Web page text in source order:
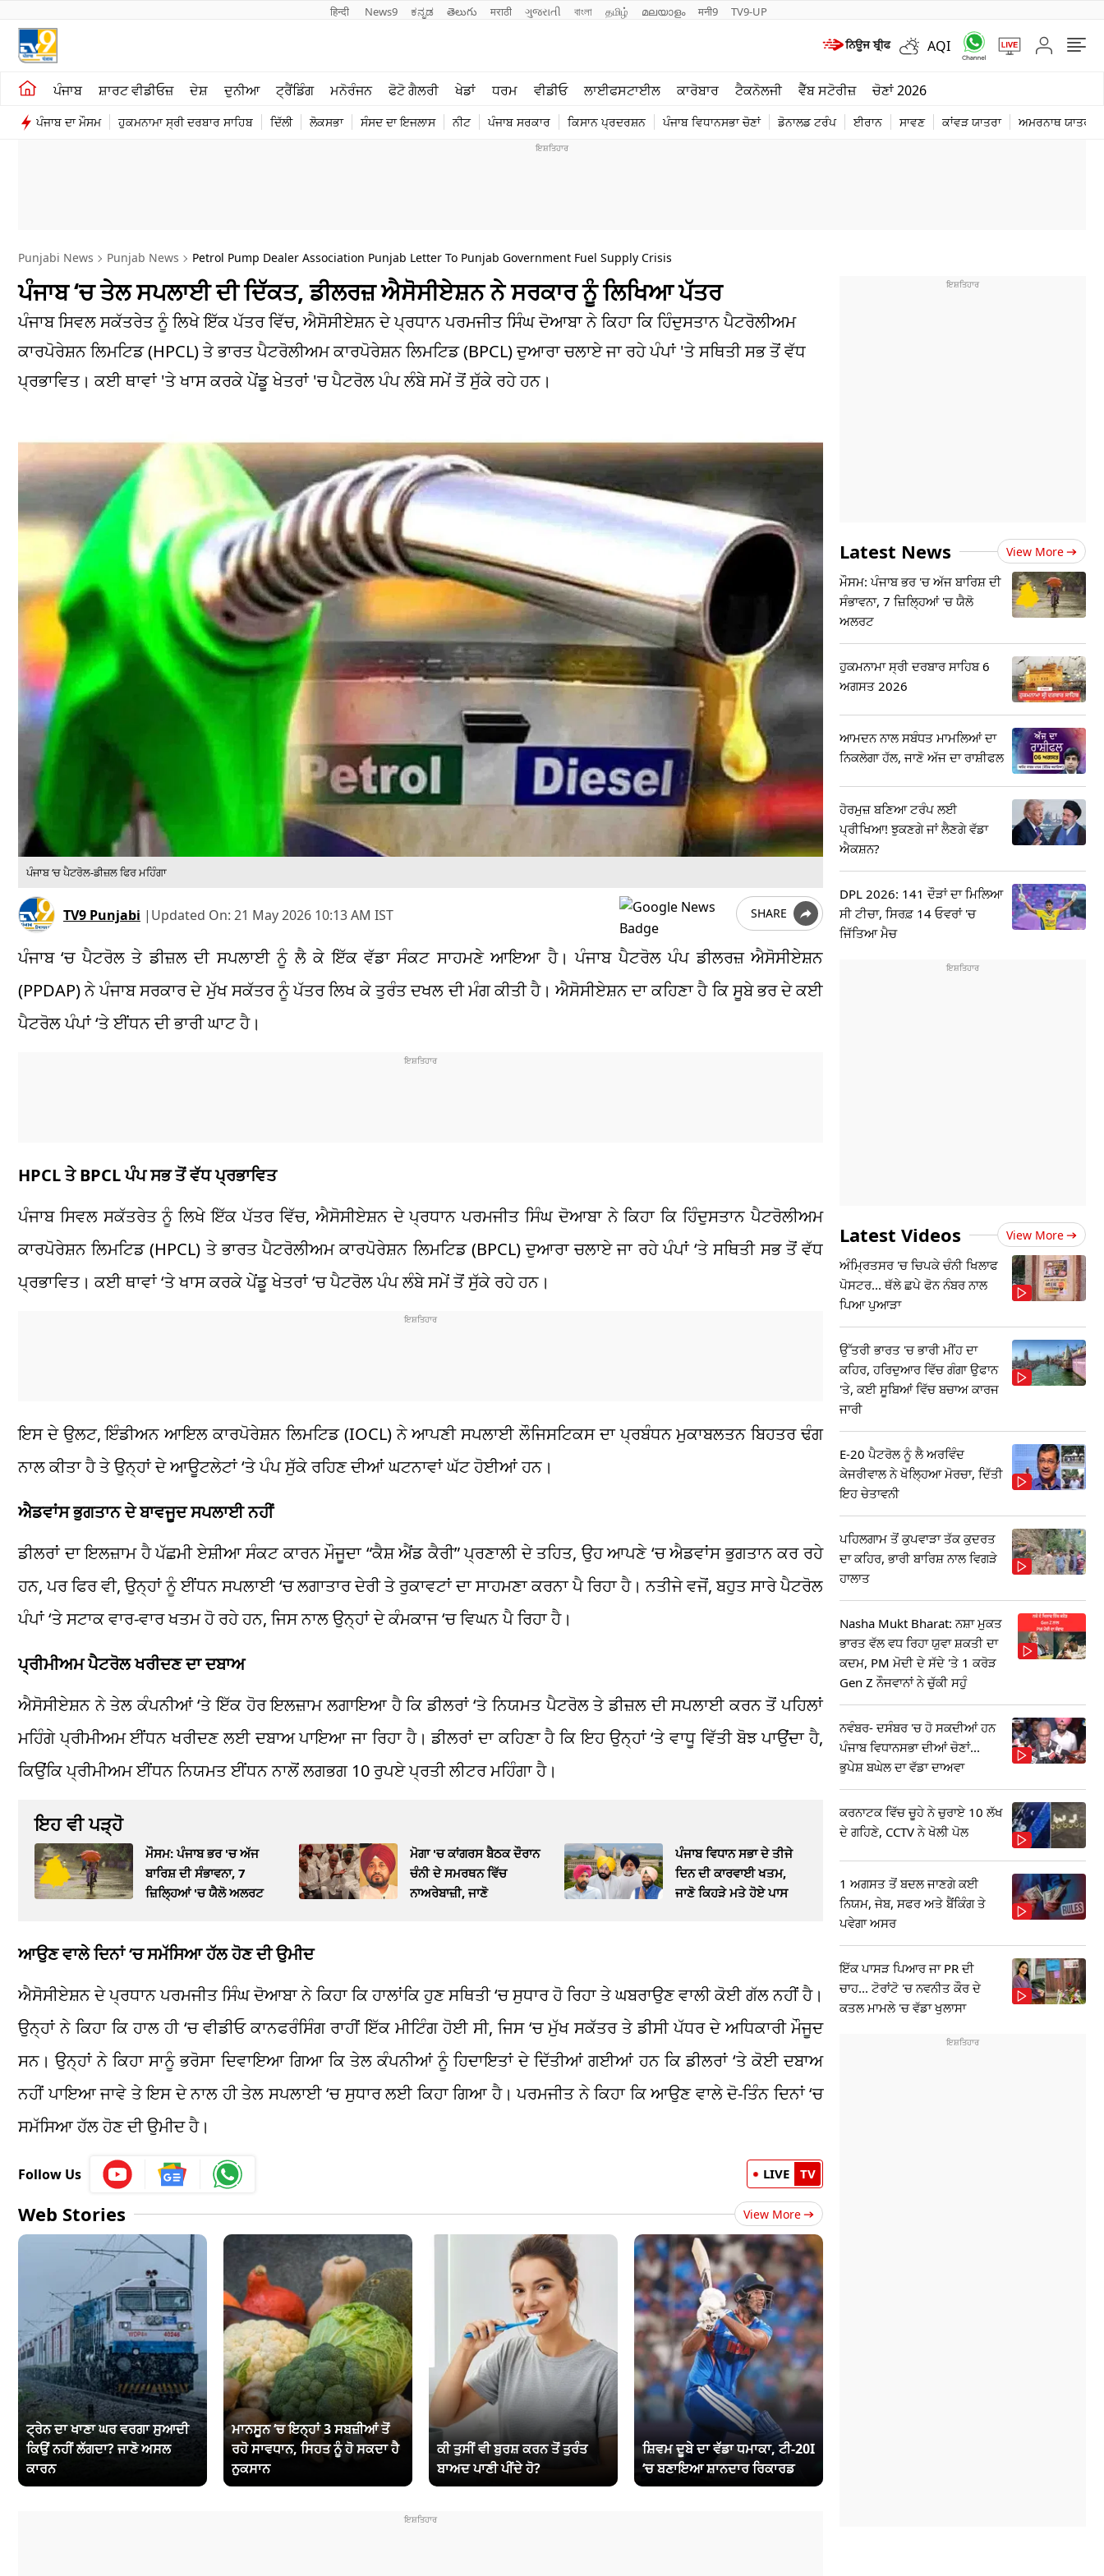
हिन्दी News9 ಕನ್ನಡ తెలుగు मराठी ગુજરાતી বাংলা தமிழ் മലയാളം मनी9 TV9-UP
AQI
ਪੰਜਾਬ ਸ਼ਾਰਟ ਵੀਡੀਓਜ਼ ਦੇਸ਼ ਦੁਨੀਆ ਟ੍ਰੈਂਡਿੰਗ ਮਨੋਰੰਜਨ ਫੋਟੋ ਗੈਲਰੀ ਖੇਡਾਂ ਧਰਮ ਵੀਡੀਓ ਲਾਈਫਸਟਾਈਲ ਕਾਰੋਬਾਰ ਟੈਕਨੋਲਜੀ ਵੈੱਬ ਸਟੋਰੀਜ਼ ਚੋਣਾਂ 2026
ਪੰਜਾਬ ਦਾ ਮੌਸਮ ਹੁਕਮਨਾਮਾ ਸ੍ਰੀ ਦਰਬਾਰ ਸਾਹਿਬ ਦਿੱਲੀ ਲੋਕਸਭਾ ਸੰਸਦ ਦਾ ਇਜਲਾਸ ਨੀਟ ਪੰਜਾਬ ਸਰਕਾਰ ਕਿਸਾਨ ਪ੍ਰਦਰਸ਼ਨ ਪੰਜਾਬ ਵਿਧਾਨਸਭਾ ਚੋਣਾਂ ਡੋਨਾਲਡ ਟਰੰਪ ਈਰਾਨ ਸਾਵਣ ਕਾਂਵੜ ਯਾਤਰਾ ਅਮਰਨਾਥ ਯਾਤਰਾ
ਖੇਤੀਬਾੜੀ
ਸ਼ਾਰਟ ਵੀਡੀਓਜ਼
ਮਨੋਰੰਜਨ
ਪੰਜਾਬ
ਟੈਕਨੋਲਜੀ
ਦੁਨੀਆ
Punjabi News Punjab News Petrol Pump Dealer Association Punjab Letter To Punjab Government Fuel Supply Crisis
ਪੰਜਾਬ ‘ਚ ਤੇਲ ਸਪਲਾਈ ਦੀ ਦਿੱਕਤ, ਡੀਲਰਜ਼ ਐਸੋਸੀਏਸ਼ਨ ਨੇ ਸਰਕਾਰ ਨੂੰ ਲਿਖਿਆ ਪੱਤਰ
ਪੰਜਾਬ ਸਿਵਲ ਸਕੱਤਰੇਤ ਨੂੰ ਲਿਖੇ ਇੱਕ ਪੱਤਰ ਵਿੱਚ, ਐਸੋਸੀਏਸ਼ਨ ਦੇ ਪ੍ਰਧਾਨ ਪਰਮਜੀਤ ਸਿੰਘ ਦੋਆਬਾ ਨੇ ਕਿਹਾ ਕਿ ਹਿੰਦੁਸਤਾਨ ਪੈਟਰੋਲੀਅਮ
ਕਾਰਪੋਰੇਸ਼ਨ ਲਿਮਟਿਡ (HPCL) ਤੇ ਭਾਰਤ ਪੈਟਰੋਲੀਅਮ ਕਾਰਪੋਰੇਸ਼ਨ ਲਿਮਟਿਡ (BPCL) ਦੁਆਰਾ ਚਲਾਏ ਜਾ ਰਹੇ ਪੰਪਾਂ 'ਤੇ ਸਥਿਤੀ ਸਭ ਤੋਂ ਵੱਧ
ਪ੍ਰਭਾਵਿਤ। ਕਈ ਥਾਵਾਂ 'ਤੇ ਖਾਸ ਕਰਕੇ ਪੇਂਡੂ ਖੇਤਰਾਂ 'ਚ ਪੈਟਰੋਲ ਪੰਪ ਲੰਬੇ ਸਮੇਂ ਤੋਂ ਸੁੱਕੇ ਰਹੇ ਹਨ।
ਪੰਜਾਬ ‘ਚ ਪੈਟਰੋਲ-ਡੀਜ਼ਲ ਫਿਰ ਮਹਿੰਗਾ
TV9 Punjabi | Updated On: 21 May 2026 10:13 AM IST SHARE
ਪੰਜਾਬ ‘ਚ ਪੈਟਰੋਲ ਤੇ ਡੀਜ਼ਲ ਦੀ ਸਪਲਾਈ ਨੂੰ ਲੈ ਕੇ ਇੱਕ ਵੱਡਾ ਸੰਕਟ ਸਾਹਮਣੇ ਆਇਆ ਹੈ। ਪੰਜਾਬ ਪੈਟਰੋਲ ਪੰਪ ਡੀਲਰਜ਼ ਐਸੋਸੀਏਸ਼ਨ
(PPDAP) ਨੇ ਪੰਜਾਬ ਸਰਕਾਰ ਦੇ ਮੁੱਖ ਸਕੱਤਰ ਨੂੰ ਪੱਤਰ ਲਿਖ ਕੇ ਤੁਰੰਤ ਦਖਲ ਦੀ ਮੰਗ ਕੀਤੀ ਹੈ। ਐਸੋਸੀਏਸ਼ਨ ਦਾ ਕਹਿਣਾ ਹੈ ਕਿ ਸੂਬੇ ਭਰ ਦੇ ਕਈ
ਪੈਟਰੋਲ ਪੰਪਾਂ ‘ਤੇ ਈਂਧਨ ਦੀ ਭਾਰੀ ਘਾਟ ਹੈ।
HPCL ਤੇ BPCL ਪੰਪ ਸਭ ਤੋਂ ਵੱਧ ਪ੍ਰਭਾਵਿਤ
ਪੰਜਾਬ ਸਿਵਲ ਸਕੱਤਰੇਤ ਨੂੰ ਲਿਖੇ ਇੱਕ ਪੱਤਰ ਵਿੱਚ, ਐਸੋਸੀਏਸ਼ਨ ਦੇ ਪ੍ਰਧਾਨ ਪਰਮਜੀਤ ਸਿੰਘ ਦੋਆਬਾ ਨੇ ਕਿਹਾ ਕਿ ਹਿੰਦੁਸਤਾਨ ਪੈਟਰੋਲੀਅਮ
ਕਾਰਪੋਰੇਸ਼ਨ ਲਿਮਟਿਡ (HPCL) ਤੇ ਭਾਰਤ ਪੈਟਰੋਲੀਅਮ ਕਾਰਪੋਰੇਸ਼ਨ ਲਿਮਟਿਡ (BPCL) ਦੁਆਰਾ ਚਲਾਏ ਜਾ ਰਹੇ ਪੰਪਾਂ ‘ਤੇ ਸਥਿਤੀ ਸਭ ਤੋਂ ਵੱਧ
ਪ੍ਰਭਾਵਿਤ। ਕਈ ਥਾਵਾਂ ‘ਤੇ ਖਾਸ ਕਰਕੇ ਪੇਂਡੂ ਖੇਤਰਾਂ ‘ਚ ਪੈਟਰੋਲ ਪੰਪ ਲੰਬੇ ਸਮੇਂ ਤੋਂ ਸੁੱਕੇ ਰਹੇ ਹਨ।
ਇਸ ਦੇ ਉਲਟ, ਇੰਡੀਅਨ ਆਇਲ ਕਾਰਪੋਰੇਸ਼ਨ ਲਿਮਟਿਡ (IOCL) ਨੇ ਆਪਣੀ ਸਪਲਾਈ ਲੌਜਿਸਟਿਕਸ ਦਾ ਪ੍ਰਬੰਧਨ ਮੁਕਾਬਲਤਨ ਬਿਹਤਰ ਢੰਗ
ਨਾਲ ਕੀਤਾ ਹੈ ਤੇ ਉਨ੍ਹਾਂ ਦੇ ਆਊਟਲੇਟਾਂ ‘ਤੇ ਪੰਪ ਸੁੱਕੇ ਰਹਿਣ ਦੀਆਂ ਘਟਨਾਵਾਂ ਘੱਟ ਹੋਈਆਂ ਹਨ।
ਐਡਵਾਂਸ ਭੁਗਤਾਨ ਦੇ ਬਾਵਜੂਦ ਸਪਲਾਈ ਨਹੀਂ
ਡੀਲਰਾਂ ਦਾ ਇਲਜ਼ਾਮ ਹੈ ਪੱਛਮੀ ਏਸ਼ੀਆ ਸੰਕਟ ਕਾਰਨ ਮੌਜੂਦਾ “ਕੈਸ਼ ਐਂਡ ਕੈਰੀ” ਪ੍ਰਣਾਲੀ ਦੇ ਤਹਿਤ, ਉਹ ਆਪਣੇ ‘ਚ ਐਡਵਾਂਸ ਭੁਗਤਾਨ ਕਰ ਰਹੇ
ਹਨ, ਪਰ ਫਿਰ ਵੀ, ਉਨ੍ਹਾਂ ਨੂੰ ਈਂਧਨ ਸਪਲਾਈ ‘ਚ ਲਗਾਤਾਰ ਦੇਰੀ ਤੇ ਰੁਕਾਵਟਾਂ ਦਾ ਸਾਹਮਣਾ ਕਰਨਾ ਪੈ ਰਿਹਾ ਹੈ। ਨਤੀਜੇ ਵਜੋਂ, ਬਹੁਤ ਸਾਰੇ ਪੈਟਰੋਲ
ਪੰਪਾਂ ‘ਤੇ ਸਟਾਕ ਵਾਰ-ਵਾਰ ਖਤਮ ਹੋ ਰਹੇ ਹਨ, ਜਿਸ ਨਾਲ ਉਨ੍ਹਾਂ ਦੇ ਕੰਮਕਾਜ ‘ਚ ਵਿਘਨ ਪੈ ਰਿਹਾ ਹੈ।
ਪ੍ਰੀਮੀਅਮ ਪੈਟਰੋਲ ਖਰੀਦਣ ਦਾ ਦਬਾਅ
ਐਸੋਸੀਏਸ਼ਨ ਨੇ ਤੇਲ ਕੰਪਨੀਆਂ ‘ਤੇ ਇੱਕ ਹੋਰ ਇਲਜ਼ਾਮ ਲਗਾਇਆ ਹੈ ਕਿ ਡੀਲਰਾਂ ‘ਤੇ ਨਿਯਮਤ ਪੈਟਰੋਲ ਤੇ ਡੀਜ਼ਲ ਦੀ ਸਪਲਾਈ ਕਰਨ ਤੋਂ ਪਹਿਲਾਂ
ਮਹਿੰਗੇ ਪ੍ਰੀਮੀਅਮ ਈਂਧਨ ਖਰੀਦਣ ਲਈ ਦਬਾਅ ਪਾਇਆ ਜਾ ਰਿਹਾ ਹੈ। ਡੀਲਰਾਂ ਦਾ ਕਹਿਣਾ ਹੈ ਕਿ ਇਹ ਉਨ੍ਹਾਂ ‘ਤੇ ਵਾਧੂ ਵਿੱਤੀ ਬੋਝ ਪਾਉਂਦਾ ਹੈ,
ਕਿਉਂਕਿ ਪ੍ਰੀਮੀਅਮ ਈਂਧਨ ਨਿਯਮਤ ਈਂਧਨ ਨਾਲੋਂ ਲਗਭਗ 10 ਰੁਪਏ ਪ੍ਰਤੀ ਲੀਟਰ ਮਹਿੰਗਾ ਹੈ।
ਇਹ ਵੀ ਪੜ੍ਹੋ
ਮੌਸਮ: ਪੰਜਾਬ ਭਰ 'ਚ ਅੱਜ
ਬਾਰਿਸ਼ ਦੀ ਸੰਭਾਵਨਾ, 7
ਜ਼ਿਲ੍ਹਿਆਂ 'ਚ ਯੈਲੋ ਅਲਰਟ
ਮੋਗਾ 'ਚ ਕਾਂਗਰਸ ਬੈਠਕ ਦੌਰਾਨ
ਚੰਨੀ ਦੇ ਸਮਰਥਨ ਵਿੱਚ
ਨਾਅਰੇਬਾਜ਼ੀ, ਜਾਣੋ
ਪੰਜਾਬ ਵਿਧਾਨ ਸਭਾ ਦੇ ਤੀਜੇ
ਦਿਨ ਦੀ ਕਾਰਵਾਈ ਖਤਮ,
ਜਾਣੋ ਕਿਹੜੇ ਮਤੇ ਹੋਏ ਪਾਸ
ਆਉਣ ਵਾਲੇ ਦਿਨਾਂ ‘ਚ ਸਮੱਸਿਆ ਹੱਲ ਹੋਣ ਦੀ ਉਮੀਦ
ਐਸੋਸੀਏਸ਼ਨ ਦੇ ਪ੍ਰਧਾਨ ਪਰਮਜੀਤ ਸਿੰਘ ਦੋਆਬਾ ਨੇ ਕਿਹਾ ਕਿ ਹਾਲਾਂਕਿ ਹੁਣ ਸਥਿਤੀ ‘ਚ ਸੁਧਾਰ ਹੋ ਰਿਹਾ ਤੇ ਘਬਰਾਉਣ ਵਾਲੀ ਕੋਈ ਗੱਲ ਨਹੀਂ ਹੈ।
ਉਨ੍ਹਾਂ ਨੇ ਕਿਹਾ ਕਿ ਹਾਲ ਹੀ ‘ਚ ਵੀਡੀਓ ਕਾਨਫਰੰਸਿੰਗ ਰਾਹੀਂ ਇੱਕ ਮੀਟਿੰਗ ਹੋਈ ਸੀ, ਜਿਸ ‘ਚ ਮੁੱਖ ਸਕੱਤਰ ਤੇ ਡੀਸੀ ਪੱਧਰ ਦੇ ਅਧਿਕਾਰੀ ਮੌਜੂਦ
ਸਨ। ਉਨ੍ਹਾਂ ਨੇ ਕਿਹਾ ਸਾਨੂੰ ਭਰੋਸਾ ਦਿਵਾਇਆ ਗਿਆ ਕਿ ਤੇਲ ਕੰਪਨੀਆਂ ਨੂੰ ਹਿਦਾਇਤਾਂ ਦੇ ਦਿੱਤੀਆਂ ਗਈਆਂ ਹਨ ਕਿ ਡੀਲਰਾਂ ‘ਤੇ ਕੋਈ ਦਬਾਅ
ਨਹੀਂ ਪਾਇਆ ਜਾਵੇ ਤੇ ਇਸ ਦੇ ਨਾਲ ਹੀ ਤੇਲ ਸਪਲਾਈ ‘ਚ ਸੁਧਾਰ ਲਈ ਕਿਹਾ ਗਿਆ ਹੈ। ਪਰਮਜੀਤ ਨੇ ਕਿਹਾ ਕਿ ਆਉਣ ਵਾਲੇ ਦੋ-ਤਿੰਨ ਦਿਨਾਂ ‘ਚ
ਸਮੱਸਿਆ ਹੱਲ ਹੋਣ ਦੀ ਉਮੀਦ ਹੈ।
Follow Us LIVE TV
Web Stories View More
ਟ੍ਰੇਨ ਦਾ ਖਾਣਾ ਘਰ ਵਰਗਾ ਸੁਆਦੀ
ਕਿਉਂ ਨਹੀਂ ਲੱਗਦਾ? ਜਾਣੋ ਅਸਲ
ਕਾਰਨ
ਮਾਨਸੂਨ ‘ਚ ਇਨ੍ਹਾਂ 3 ਸਬਜ਼ੀਆਂ ਤੋਂ
ਰਹੋ ਸਾਵਧਾਨ, ਸਿਹਤ ਨੂੰ ਹੋ ਸਕਦਾ ਹੈ
ਨੁਕਸਾਨ
ਕੀ ਤੁਸੀਂ ਵੀ ਬੁਰਸ਼ ਕਰਨ ਤੋਂ ਤੁਰੰਤ
ਬਾਅਦ ਪਾਣੀ ਪੀਂਦੇ ਹੋ?
ਸ਼ਿਵਮ ਦੂਬੇ ਦਾ ਵੱਡਾ ਧਮਾਕਾ, ਟੀ-20I
‘ਚ ਬਣਾਇਆ ਸ਼ਾਨਦਾਰ ਰਿਕਾਰਡ
Latest News View More
ਮੌਸਮ: ਪੰਜਾਬ ਭਰ 'ਚ ਅੱਜ ਬਾਰਿਸ਼ ਦੀ
ਸੰਭਾਵਨਾ, 7 ਜ਼ਿਲ੍ਹਿਆਂ 'ਚ ਯੈਲੋ
ਅਲਰਟ
ਹੁਕਮਨਾਮਾ ਸ੍ਰੀ ਦਰਬਾਰ ਸਾਹਿਬ 6
ਅਗਸਤ 2026
ਆਮਦਨ ਨਾਲ ਸਬੰਧਤ ਮਾਮਲਿਆਂ ਦਾ
ਨਿਕਲੇਗਾ ਹੱਲ, ਜਾਣੋ ਅੱਜ ਦਾ ਰਾਸ਼ੀਫਲ
ਹੋਰਮੁਜ਼ ਬਣਿਆ ਟਰੰਪ ਲਈ
ਪ੍ਰੀਖਿਆ! ਝੁਕਣਗੇ ਜਾਂ ਲੈਣਗੇ ਵੱਡਾ
ਐਕਸ਼ਨ?
DPL 2026: 141 ਦੌੜਾਂ ਦਾ ਮਿਲਿਆ
ਸੀ ਟੀਚਾ, ਸਿਰਫ਼ 14 ਓਵਰਾਂ 'ਚ
ਜਿੱਤਿਆ ਮੈਚ
Latest Videos View More
ਅੰਮ੍ਰਿਤਸਰ 'ਚ ਚਿਪਕੇ ਚੰਨੀ ਖਿਲਾਫ
ਪੋਸਟਰ... ਥੱਲੇ ਛਪੇ ਫੋਨ ਨੰਬਰ ਨਾਲ
ਪਿਆ ਪੁਆੜਾ
ਉੱਤਰੀ ਭਾਰਤ 'ਚ ਭਾਰੀ ਮੀਂਹ ਦਾ
ਕਹਿਰ, ਹਰਿਦੁਆਰ ਵਿੱਚ ਗੰਗਾ ਉਫਾਨ
'ਤੇ, ਕਈ ਸੂਬਿਆਂ ਵਿੱਚ ਬਚਾਅ ਕਾਰਜ
ਜਾਰੀ
E-20 ਪੈਟਰੋਲ ਨੂੰ ਲੈ ਅਰਵਿੰਦ
ਕੇਜਰੀਵਾਲ ਨੇ ਖੋਲ੍ਹਿਆ ਮੋਰਚਾ, ਦਿੱਤੀ
ਇਹ ਚੇਤਾਵਨੀ
ਪਹਿਲਗਾਮ ਤੋਂ ਕੁਪਵਾੜਾ ਤੱਕ ਕੁਦਰਤ
ਦਾ ਕਹਿਰ, ਭਾਰੀ ਬਾਰਿਸ਼ ਨਾਲ ਵਿਗੜੇ
ਹਾਲਾਤ
Nasha Mukt Bharat: ਨਸ਼ਾ ਮੁਕਤ
ਭਾਰਤ ਵੱਲ ਵਧ ਰਿਹਾ ਯੁਵਾ ਸ਼ਕਤੀ ਦਾ
ਕਦਮ, PM ਮੋਦੀ ਦੇ ਸੱਦੇ 'ਤੇ 1 ਕਰੋੜ
Gen Z ਨੌਜਵਾਨਾਂ ਨੇ ਚੁੱਕੀ ਸਹੁੰ
ਨਵੰਬਰ- ਦਸੰਬਰ 'ਚ ਹੋ ਸਕਦੀਆਂ ਹਨ
ਪੰਜਾਬ ਵਿਧਾਨਸਭਾ ਦੀਆਂ ਚੋਣਾਂ...
ਭੁਪੇਸ਼ ਬਘੇਲ ਦਾ ਵੱਡਾ ਦਾਅਵਾ
ਕਰਨਾਟਕ ਵਿੱਚ ਚੂਹੇ ਨੇ ਚੁਰਾਏ 10 ਲੱਖ
ਦੇ ਗਹਿਣੇ, CCTV ਨੇ ਖੋਲੀ ਪੋਲ
1 ਅਗਸਤ ਤੋਂ ਬਦਲ ਜਾਣਗੇ ਕਈ
ਨਿਯਮ, ਜੇਬ, ਸਫਰ ਅਤੇ ਬੈਂਕਿੰਗ ਤੇ
ਪਵੇਗਾ ਅਸਰ
ਇੱਕ ਪਾਸੜ ਪਿਆਰ ਜਾ PR ਦੀ
ਚਾਹ... ਟੋਰਾਂਟੋ 'ਚ ਨਵਨੀਤ ਕੌਰ ਦੇ
ਕਤਲ ਮਾਮਲੇ 'ਚ ਵੱਡਾ ਖੁਲਾਸਾ